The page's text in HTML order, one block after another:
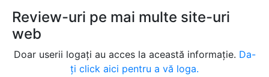
Review-uri pe mai multe site-uri
web
Doar userii logați au acces la această informație. Da-
ți click aici pentru a vă loga.